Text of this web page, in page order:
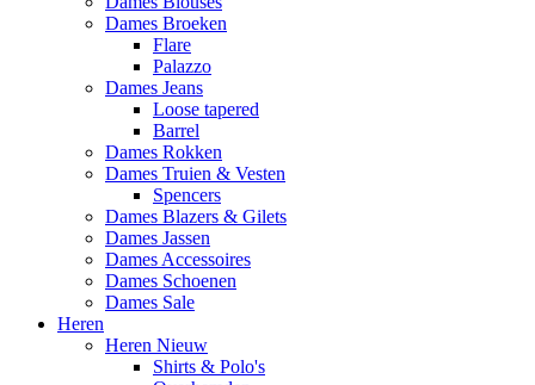
Dames Broeken
Flare
Palazzo
Dames Jeans
Loose tapered
Barrel
Dames Rokken
Dames Truien & Vesten
Spencers
Dames Blazers & Gilets
Dames Jassen
Dames Accessoires
Dames Schoenen
Dames Sale
Heren
Heren Nieuw
Shirts & Polo's